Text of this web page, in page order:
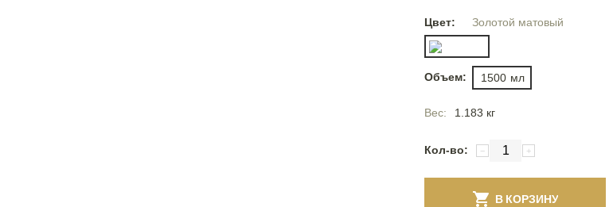
Цвет: Золотой матовый
Объем: 1500 мл
Вес: 1.183 кг
Кол-во: +
−
В КОРЗИНУ